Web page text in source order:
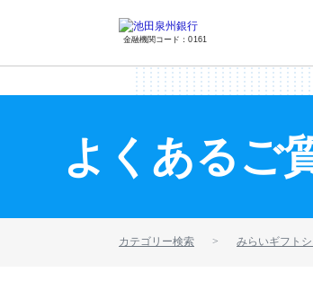
金融機関コード：0161
よくあるご
カテゴリー検索 みらいギフト